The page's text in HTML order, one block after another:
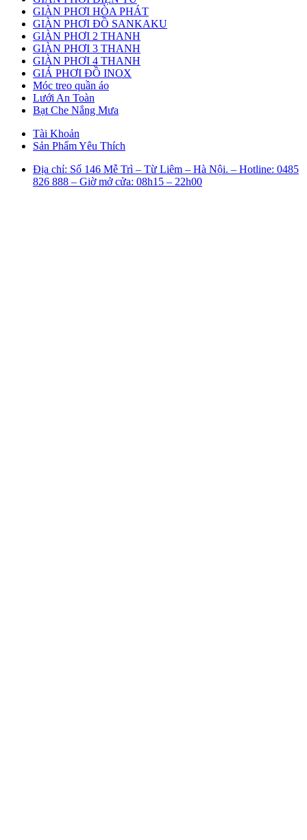
GIÀN PHƠI HÒA PHÁT
GIÀN PHƠI ĐỒ SANKAKU
GIÀN PHƠI 2 THANH
GIÀN PHƠI 3 THANH
GIÀN PHƠI 4 THANH
GIÁ PHƠI ĐỒ INOX
Móc treo quần áo
Lưới An Toàn
Bạt Che Nắng Mưa
Tài Khoản
Sản Phẩm Yêu Thích
Địa chỉ: Số 146 Mễ Trì – Từ Liêm – Hà Nội. – Hotline: 0485
826 888 – Giờ mở cửa: 08h15 – 22h00